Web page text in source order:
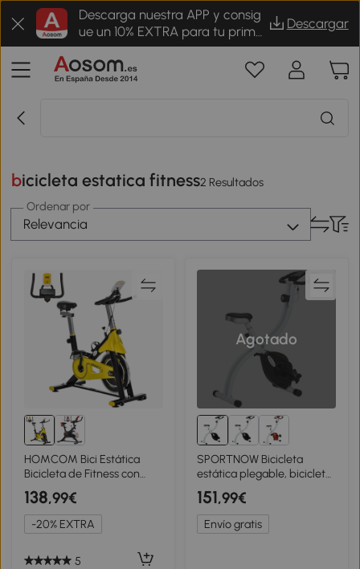
Descarga nuestra APP y consig
ue un 10% EXTRA para tu prime
r pedido
Descargar
bicicleta estatica fitness2 Resultados
Ordenar por
Relevancia
HOMCOM Bici Estática
Bicicleta de Fitness con
Resistencia Regulable
Pantalla LCD Ruedas
Manillar y Asiento Ajustable
Amarillo
138,99€
-20% EXTRA
5
Agotado
SPORTNOW Bicicleta
estática plegable, bicicleta
de fitness, 8 niveles de
resistencia magnética,
asiento ajustable, pantalla
LCD, Blanco
151,99€
Envío gratis